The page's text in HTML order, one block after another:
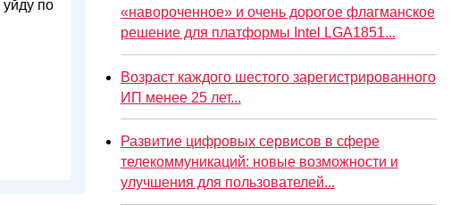
«навороченное» и очень дорогое флагманское
решение для платформы Intel LGA1851...
Возраст каждого шестого зарегистрированного
ИП менее 25 лет...
Развитие цифровых сервисов в сфере
телекоммуникаций: новые возможности и
улучшения для пользователей...